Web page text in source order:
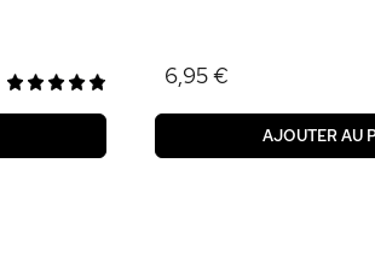
6,95 €
AJOUTER AU